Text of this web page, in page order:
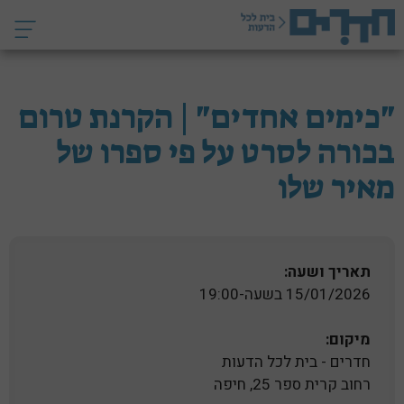
לדלג
לתוכן
"כימים אחדים" | הקרנת טרום
בכורה לסרט על פי ספרו של
מאיר שלו
תאריך ושעה:
15/01/2026 בשעה-19:00
מיקום:
חדרים - בית לכל הדעות
רחוב קרית ספר 25, חיפה